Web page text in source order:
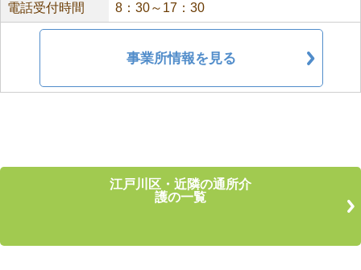
電話受付時間 8：30～17：30
事業所情報を見る
江戸川区・近隣の通所介
護の一覧